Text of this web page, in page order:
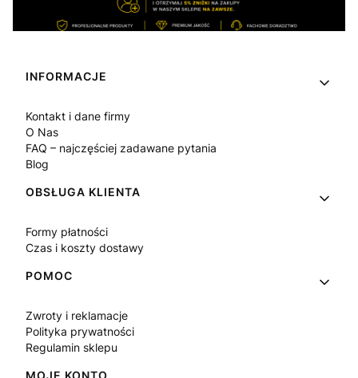
Linki w stopce
INFORMACJE
Kontakt i dane firmy
O Nas
FAQ – najczęściej zadawane pytania
Blog
OBSŁUGA KLIENTA
Formy płatności
Czas i koszty dostawy
POMOC
Zwroty i reklamacje
Polityka prywatności
Regulamin sklepu